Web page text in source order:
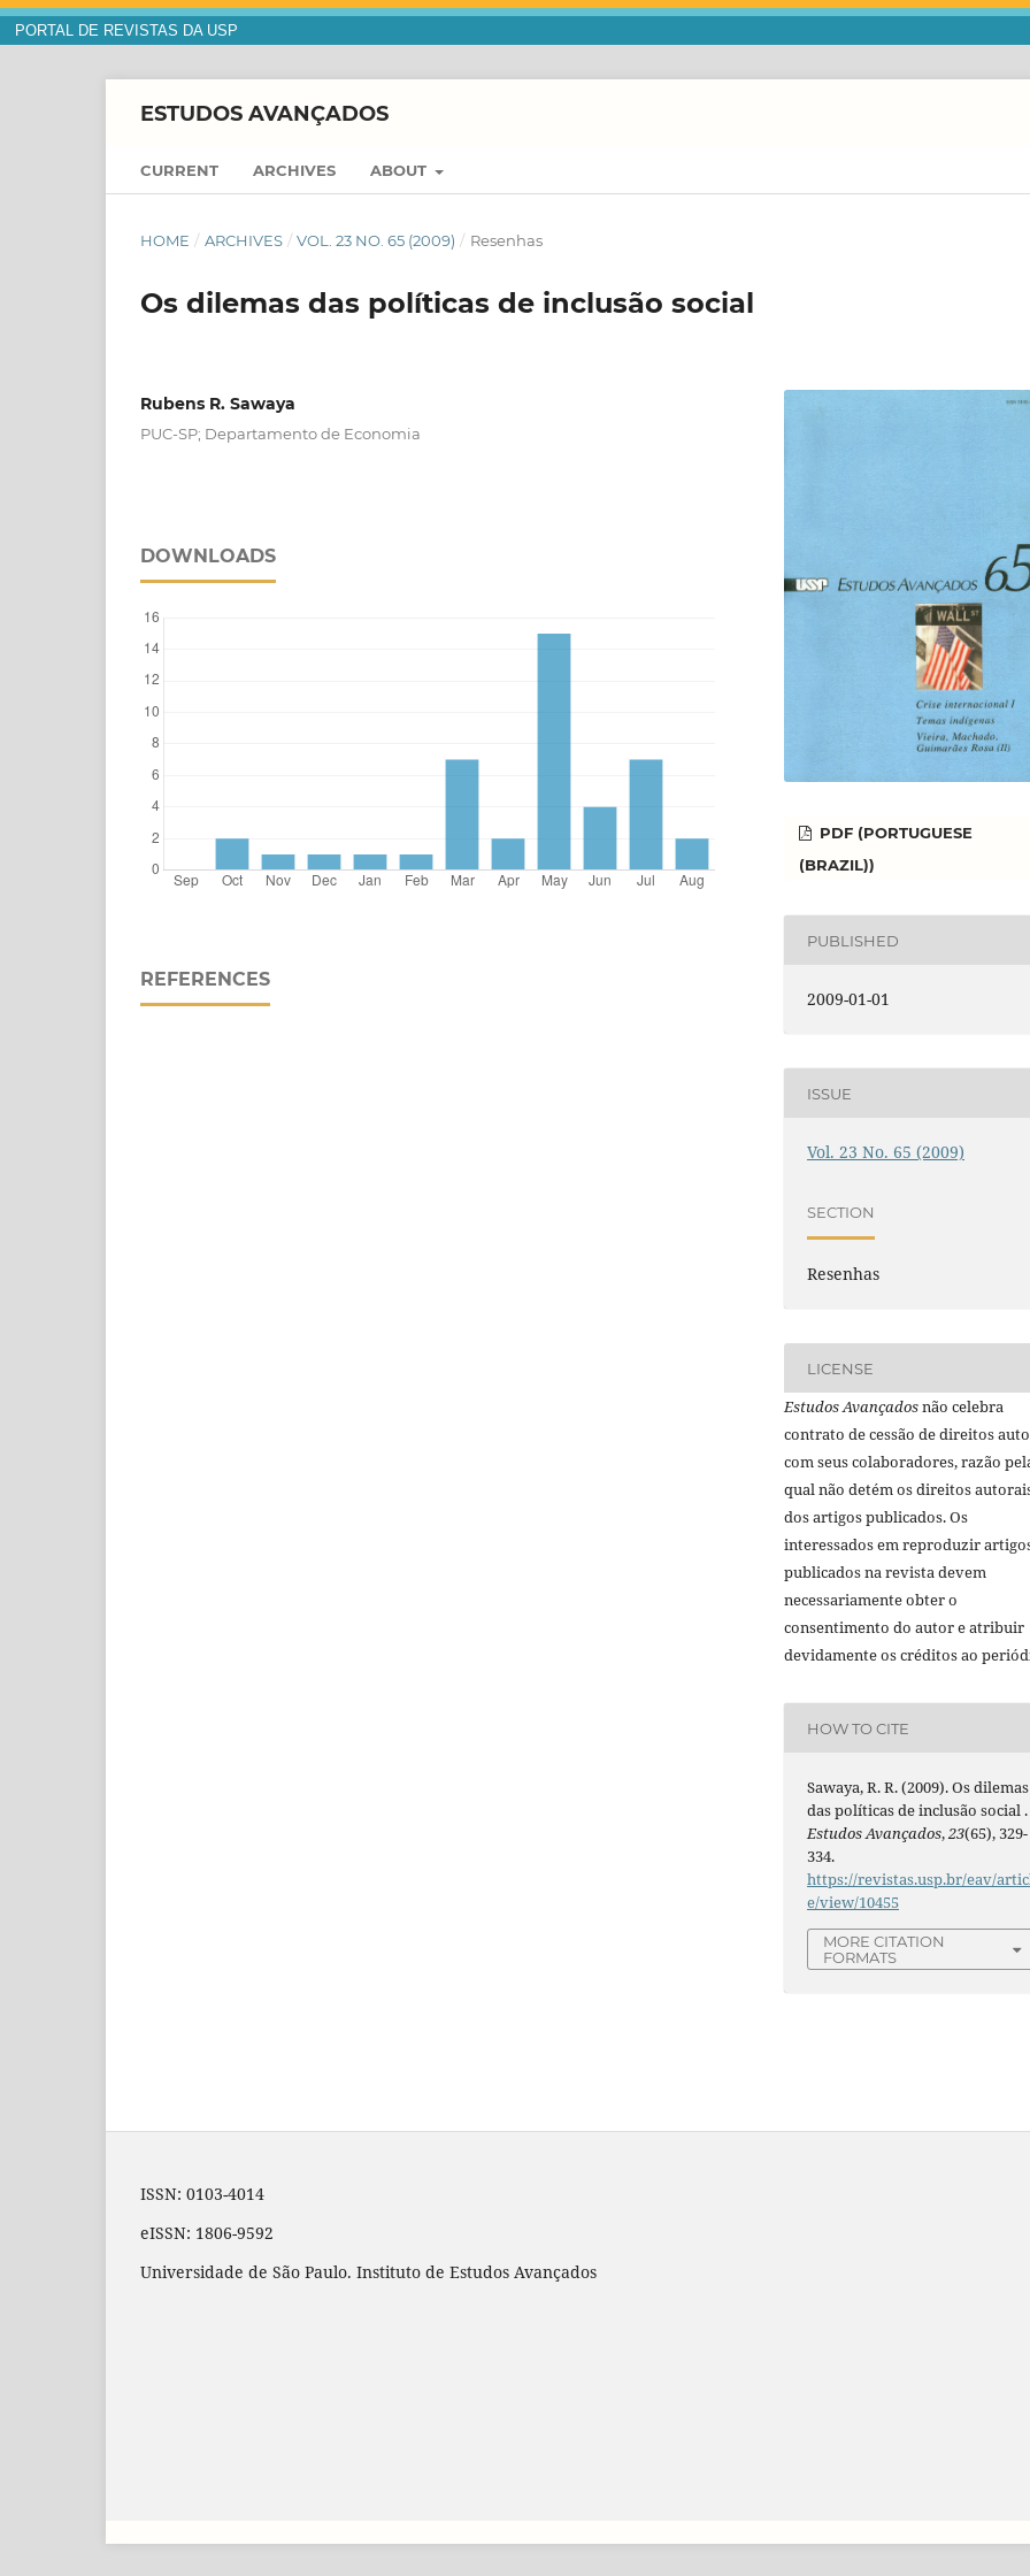
PORTAL DE REVISTAS DA USP
ESTUDOS AVANÇADOS
CURRENT ARCHIVES ABOUT
HOME / ARCHIVES / VOL. 23 NO. 65 (2009) / Resenhas
Os dilemas das políticas de inclusão social
Rubens R. Sawaya
PUC-SP; Departamento de Economia
DOWNLOADS
REFERENCES
PDF (PORTUGUESE
(BRAZIL))
PUBLISHED
2009-01-01
ISSUE
Vol. 23 No. 65 (2009)
SECTION
Resenhas
LICENSE
Estudos Avançadosnão celebra
contrato de cessão de direitos
com seus colaboradores, razão
qual não detém os direitos
dos artigos publicados. Os
interessados em reproduzir
publicados na revista devem
necessariamente obter o
consentimento do autor e atribuir
devidamente os créditos ao
HOW TO CITE
Sawaya, R. R. (2009). Os dilemas
das políticas de inclusão social .
Estudos Avançados,23(65), 329-
334.
https://revistas.usp.br/eav/
e/view/10455
MORE CITATION
FORMATS
ISSN: 0103-4014
eISSN: 1806-9592
Universidade de São Paulo. Instituto de Estudos Avançados